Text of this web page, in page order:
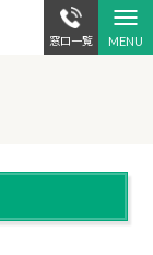
交通アクセス
窓口一覧